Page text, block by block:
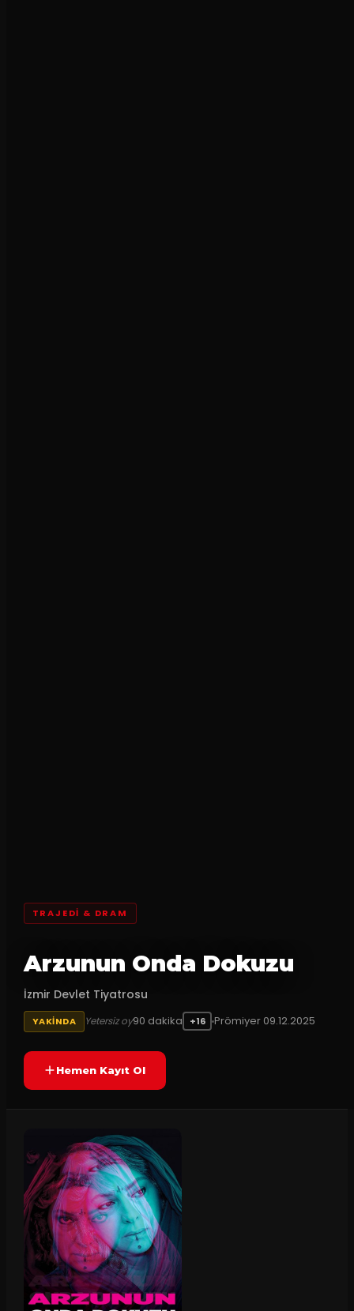
TRAJEDI & DRAM
Arzunun Onda Dokuzu
İzmir Devlet Tiyatrosu
YAKINDA Yetersiz oy90 dakika +16 Prömiyer 09.12.2025
Hemen Kayıt Ol